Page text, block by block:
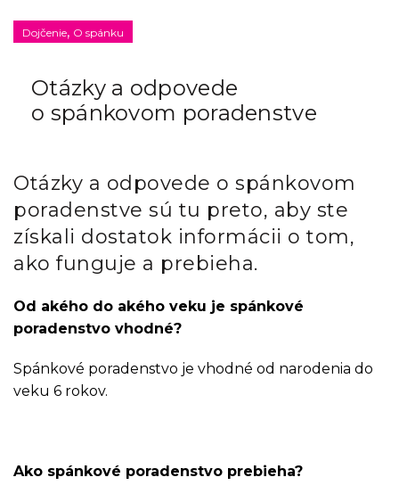
Dojčenie, O spánku
Otázky a odpovede
o spánkovom poradenstve
Otázky a odpovede o spánkovom
poradenstve sú tu preto, aby ste
získali dostatok informácii o tom,
ako funguje a prebieha.
Od akého do akého veku je spánkové
poradenstvo vhodné?
Spánkové poradenstvo je vhodné od narodenia do
veku 6 rokov.
Ako spánkové poradenstvo prebieha?